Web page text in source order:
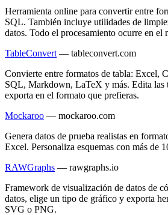
Herramienta online para convertir entre
SQL. También incluye utilidades de
datos. Todo el procesamiento ocurre en el
TableConvert — tableconvert.com
Convierte entre formatos de tabla: Excel,
SQL, Markdown, LaTeX y más. Edita las
exporta en el formato que prefieras.
Mockaroo — mockaroo.com
Genera datos de prueba realistas en
Excel. Personaliza esquemas con más de
RAWGraphs — rawgraphs.io
Framework de visualización de datos de
datos, elige un tipo de gráfico y exporta
SVG o PNG.